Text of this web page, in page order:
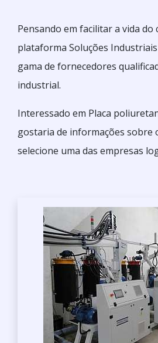
Pensando em facilitar a vida do
plataforma Soluções
gama de fornecedores
industrial.
Interessado em Placa
gostaria de informações sobre
selecione uma das empresas